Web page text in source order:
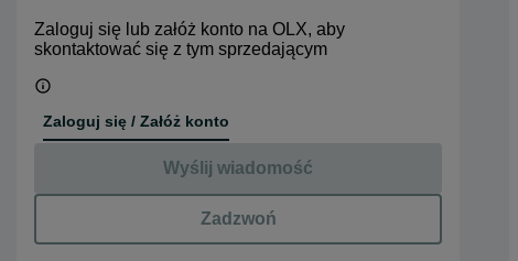
Zaloguj się lub załóż konto na OLX, aby
skontaktować się z tym sprzedającym
Zaloguj się / Załóż konto
Wyślij wiadomość
Zadzwoń